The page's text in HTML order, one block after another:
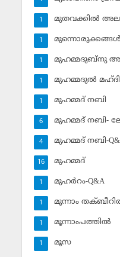
മുതവക്കില്‍
1
മുന്നൊരുക്കങ്ങള്‍
1
മുഹമ്മദുബ്‌നു
1
മുഹമ്മദുല്‍ മഹ്ദി
1
മുഹമ്മദ് നബി
1
മുഹമ്മദ് നബി-
6
മുഹമ്മദ് നബി-
4
മുഹമ്മദ്‌
16
മുഹര്‍റം-Q&A
1
മൂന്നാം
1
മൂന്നാംപത്തില്‍
1
മൂസ
1